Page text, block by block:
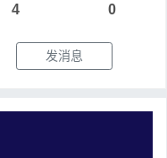
4
0
发消息